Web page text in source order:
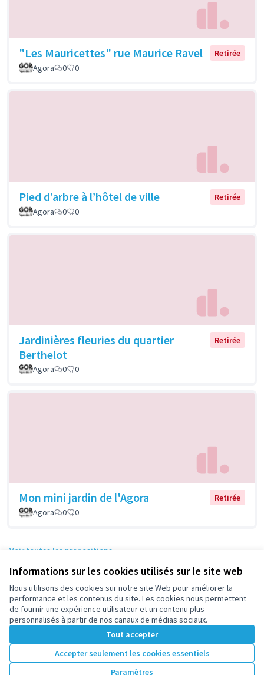
Informations sur les cookies utilisés sur le site web
Nous utilisons des cookies sur notre site Web pour améliorer la
performance et les contenus du site. Les cookies nous permettent
de fournir une expérience utilisateur et un contenu plus
personnalisés à partir de nos canaux de médias sociaux.
Tout accepter
Accepter seulement les cookies essentiels
Paramètres
"Les Mauricettes" rue Maurice Ravel
Retirée
Agora
0 0
Pied d’arbre à l’hôtel de ville
Retirée
Agora
0 0
Jardinières fleuries du quartier
Berthelot
Retirée
Agora 0 0
Mon mini jardin de l'Agora
Retirée
Agora
0 0
Voir toutes les propositions
Conditions d'utilisation
Paramètres des cookies
participez.nanterre.fr sur X
(Lien externe)
participez.nanterre.fr sur Facebook
participez.nanterre.fr sur Instagram
participez.nanterre.fr sur YouTube
(Lien externe)
participez.nanterre.fr sur GitHub
(Lien externe)
Licence
(Lien